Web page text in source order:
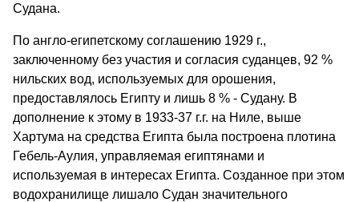
Судана.
По англо-египетскому соглашению 1929 г.,
заключенному без участия и согласия суданцев, 92 %
нильских вод, используемых для орошения,
предоставлялось Египту и лишь 8 % - Судану. В
дополнение к этому в 1933-37 г.г. на Ниле, выше
Хартума на средства Египта была построена плотина
Гебель-Аулия, управляемая египтянами и
используемая в интересах Египта. Созданное при этом
водохранилище лишало Судан значительного